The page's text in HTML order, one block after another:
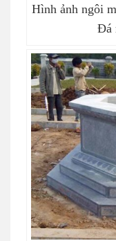
Hình ảnh ngôi
Đá